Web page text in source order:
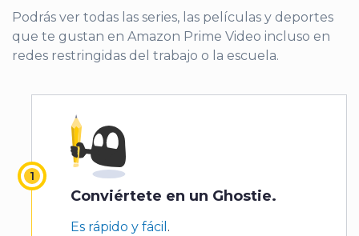
Podrás ver todas las series, las películas y deportes
que te gustan en Amazon Prime Video incluso en
redes restringidas del trabajo o la escuela.
Conviértete en un Ghostie.
Es rápido y fácil .